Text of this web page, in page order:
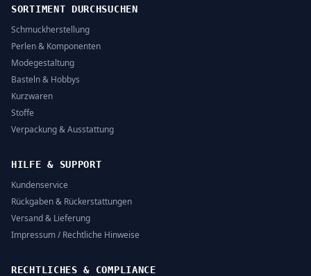
SORTIMENT DURCHSUCHEN
Schmuckherstellung
Perlen & Komponenten
Modegestaltung
Basteln & Hobbys
Kurzwaren
Stoffe
Verpackung & Ausstattung
HILFE & SUPPORT
Kundenservice
Rückgaben & Rückerstattungen
Versand & Lieferung
Impressum / Rechtliche Hinweise
RECHTLICHES & COMPLIANCE